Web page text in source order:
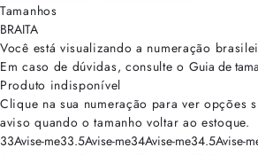
Tamanhos
BRAITA
Você está visualizando a numeração
Em caso de dúvidas, consulte o Guia de
Produto indisponível
Clique na sua numeração para ver opções
aviso quando o tamanho voltar ao estoque.
33Avise-me33.5Avise-me34Avise-me34.5Avise-